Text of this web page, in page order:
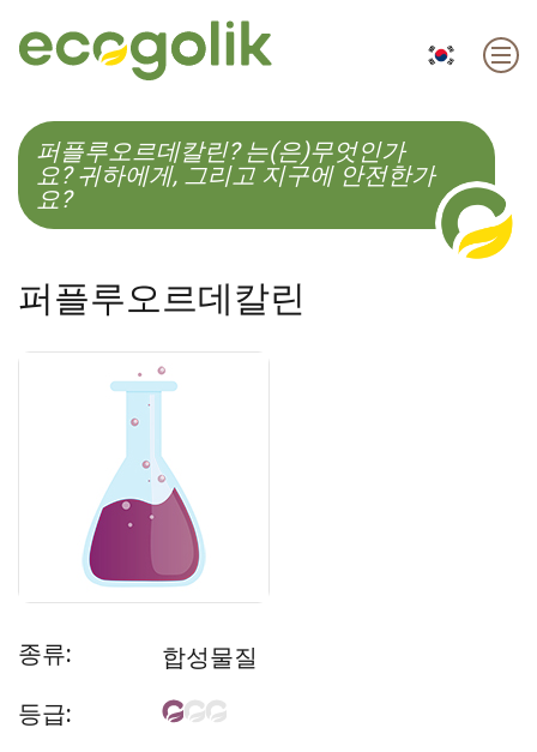
EN ES CS KO
퍼플루오르데칼린? 는(은)무엇인가
요? 귀하에게, 그리고 지구에 안전한가
요?
퍼플루오르데칼린
종류:
합성물질
등급: